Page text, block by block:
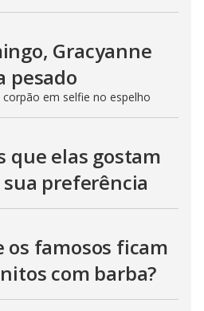
Gracyanne
pesado
em selfie no espelho
que elas gostam
sua preferência
os famosos ficam
com barba?